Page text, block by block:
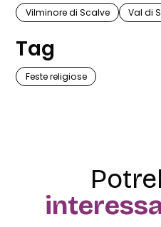
Vilminore di Scalve Val di
Tag
Feste religiose